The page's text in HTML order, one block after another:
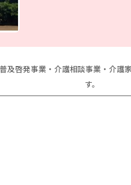
及啓発事業・介護相談事業・介
す。